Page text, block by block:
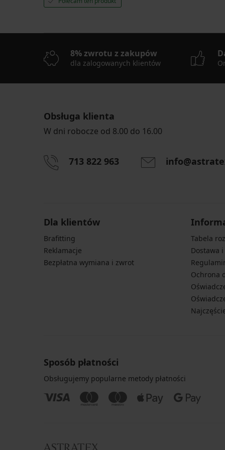
8% zwrotu z zakupów
dla zalogowanych klientów
Obsługa klienta
W dni robocze od 8.00 do 16.00
713 822 963
Dla klientów
Brafitting
Reklamacje
Bezpłatna wymiana i zwrot
Tabela
Dostawa i
Ochrona
Sposób płatności
Obsługujemy popularne metody płatności